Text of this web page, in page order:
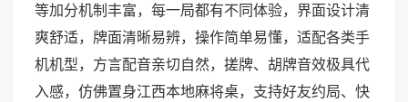
等加分机制丰富，每一局都有不同体验，界面设计清
爽舒适，牌面清晰易辨，操作简单易懂，适配各类手
机机型，方言配音亲切自然，搓牌、胡牌音效极具代
入感，仿佛置身江西本地麻将桌，支持好友约局、快